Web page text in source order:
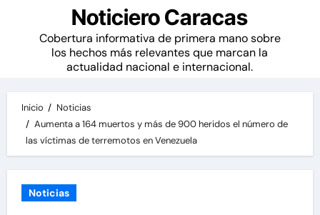
Noticiero Caracas
Cobertura informativa de primera mano sobre
los hechos más relevantes que marcan la
actualidad nacional e internacional.
Inicio
Noticias
Aumenta a 164 muertos y más de 900 heridos el número de
las víctimas de terremotos en Venezuela
Noticias